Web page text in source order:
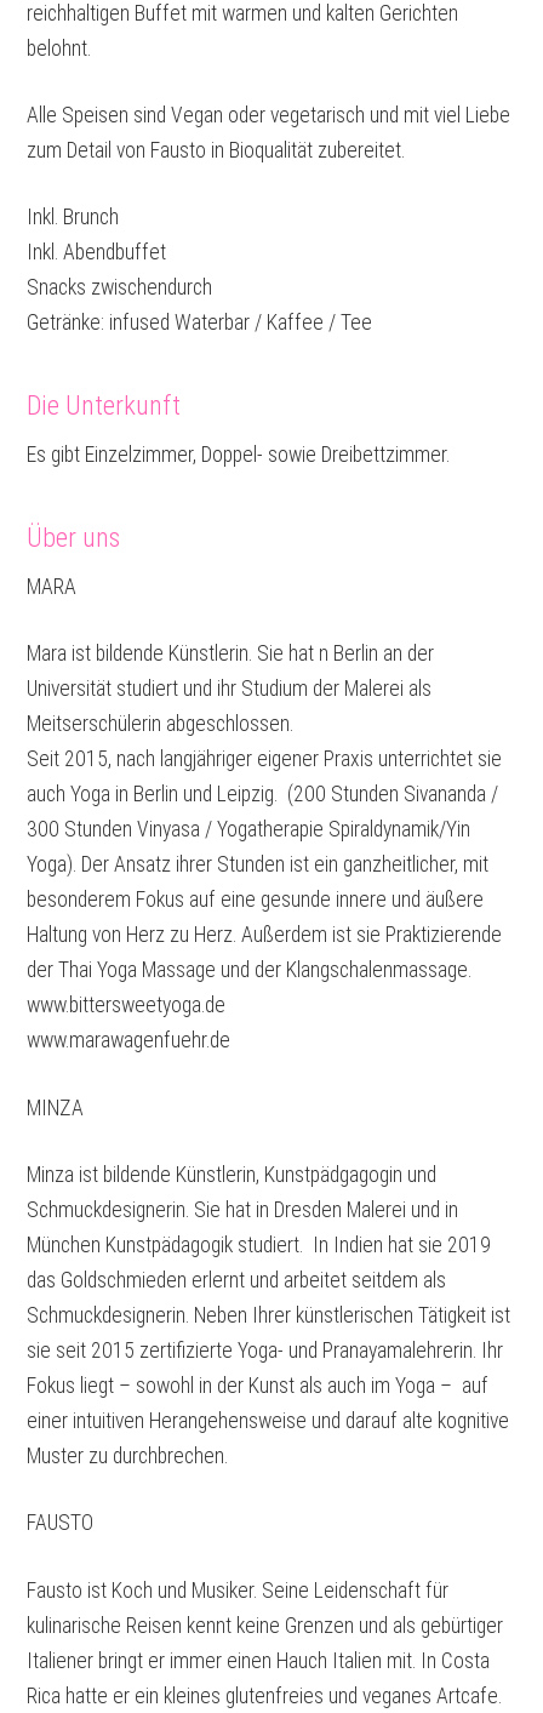
reichhaltigen Buffet mit warmen und kalten Gerichten
belohnt.
Alle Speisen sind Vegan oder vegetarisch und mit viel Liebe
zum Detail von Fausto in Bioqualität zubereitet.
Inkl. Brunch
Inkl. Abendbuffet
Snacks zwischendurch
Getränke: infused Waterbar / Kaffee / Tee
Die Unterkunft
Es gibt Einzelzimmer, Doppel- sowie Dreibettzimmer.
Über uns
MARA
Mara ist bildende Künstlerin. Sie hat n Berlin an der
Universität studiert und ihr Studium der Malerei als
Meitserschülerin abgeschlossen.
Seit 2015, nach langjähriger eigener Praxis unterrichtet sie
auch Yoga in Berlin und Leipzig. (200 Stunden Sivananda /
300 Stunden Vinyasa / Yogatherapie Spiraldynamik/Yin
Yoga). Der Ansatz ihrer Stunden ist ein ganzheitlicher, mit
besonderem Fokus auf eine gesunde innere und äußere
Haltung von Herz zu Herz. Außerdem ist sie Praktizierende
der Thai Yoga Massage und der Klangschalenmassage.
www.bittersweetyoga.de
www.marawagenfuehr.de
MINZA
Minza ist bildende Künstlerin, Kunstpädgagogin und
Schmuckdesignerin. Sie hat in Dresden Malerei und in
München Kunstpädagogik studiert. In Indien hat sie 2019
das Goldschmieden erlernt und arbeitet seitdem als
Schmuckdesignerin. Neben Ihrer künstlerischen Tätigkeit ist
sie seit 2015 zertifizierte Yoga- und Pranayamalehrerin. Ihr
Fokus liegt – sowohl in der Kunst als auch im Yoga – auf
einer intuitiven Herangehensweise und darauf alte kognitive
Muster zu durchbrechen.
FAUSTO
Fausto ist Koch und Musiker. Seine Leidenschaft für
kulinarische Reisen kennt keine Grenzen und als gebürtiger
Italiener bringt er immer einen Hauch Italien mit. In Costa
Rica hatte er ein kleines glutenfreies und veganes Artcafe.